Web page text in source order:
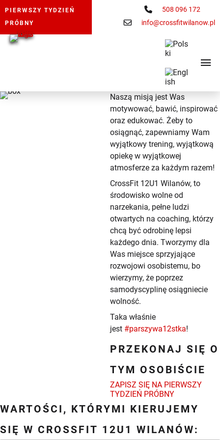
PIERWSZY TYDZIEŃ
PRÓBNY
508 096 172
info@crossfitwilanow.pl
Naszą misją jest Was
motywować, bawić, inspirować
oraz edukować. Żeby to
osiągnąć, zapewniamy Wam
wyjątkowy trening, wyjątkową
opiekę w wyjątkowej
atmosferze za każdym razem!
CrossFit 12U1 Wilanów, to
środowisko wolne od
narzekania, pełne ludzi
otwartych na coaching, którzy
chcą być odrobinę lepsi
każdego dnia. Tworzymy dla
Was miejsce sprzyjające
rozwojowi osobistemu, bo
wierzymy, że poprzez
samodyscyplinę osiągniecie
wolność.
Taka właśnie
jest #parszywa12stka!
PRZEKONAJ SIĘ O
TYM OSOBIŚCIE
ZAPISZ SIĘ NA PIERWSZY
TYDZIEŃ PRÓBNY
WARTOŚCI, KTÓRYMI KIERUJEMY
SIĘ W CROSSFIT 12U1 WILANÓW: